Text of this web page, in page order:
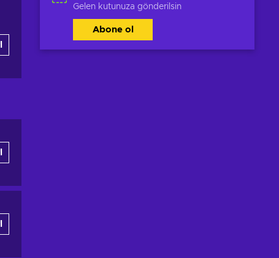
Gelen kutunuza gönderilsin
Abone ol